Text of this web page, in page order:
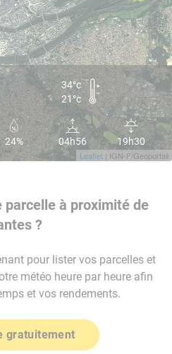
Leaflet | IGN-F/Geoportail
34°c
21°c
24% 04h56 19h30
parcelle à proximité de
?
pour lister vos parcelles et
météo heure par heure afin
et vos rendements.
gratuitement